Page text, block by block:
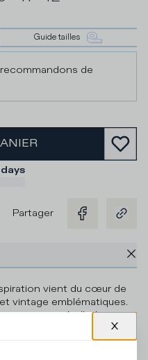
Guide tailles
de
Partager
vient du cœur de
vintage emblématiques.
en cuir métallisé
en tissu et de coutures
pour tous les jours. La